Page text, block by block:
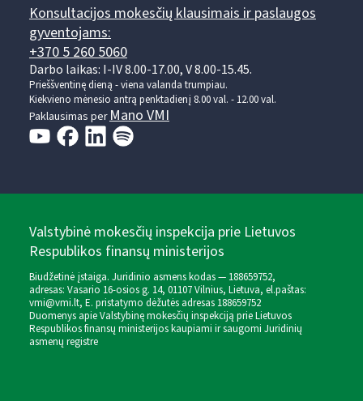
Konsultacijos mokesčių klausimais ir paslaugos
gyventojams:
+370 5 260 5060
Darbo laikas: I-IV 8.00-17.00, V 8.00-15.45.
Prieššventinę dieną - viena valanda trumpiau.
Kiekvieno mėnesio antrą penktadienį 8.00 val. - 12.00 val.
Paklausimas perMano VMI
Valstybinė mokesčių inspekcija prie Lietuvos
Respublikos finansų ministerijos
Biudžetinė įstaiga. Juridinio asmens kodas — 188659752,
adresas: Vasario 16-osios g. 14, 01107 Vilnius, Lietuva, el.paštas:
vmi@vmi.lt, E. pristatymo dėžutės adresas 188659752
Duomenys apie Valstybinę mokesčių inspekciją prie Lietuvos
Respublikos finansų ministerijos kaupiami ir saugomi Juridinių
asmenų registre